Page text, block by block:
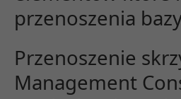
przenoszenia
Przenoszenie
Management